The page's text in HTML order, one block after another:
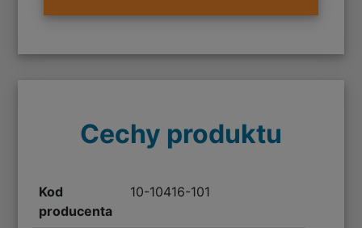
Cechy produktu
Kod
producenta
10-10416-101